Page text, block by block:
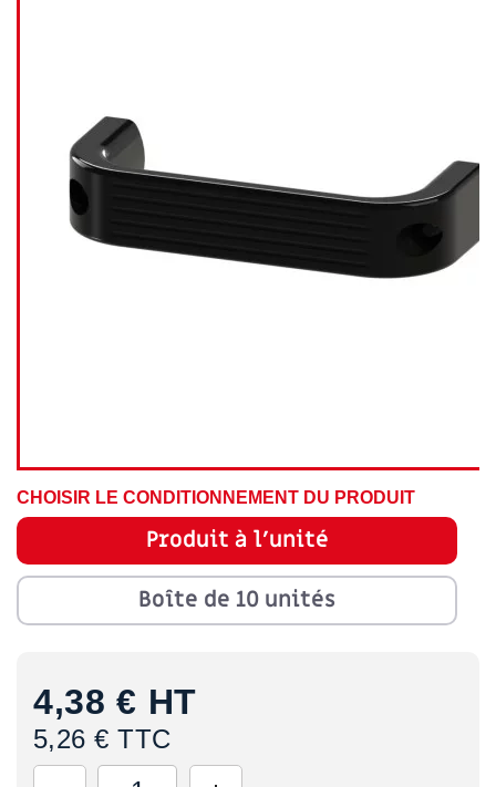
CHOISIR LE CONDITIONNEMENT DU PRODUIT
Produit à l'unité
Boîte de 10 unités
4,38 € HT
5,26 € TTC